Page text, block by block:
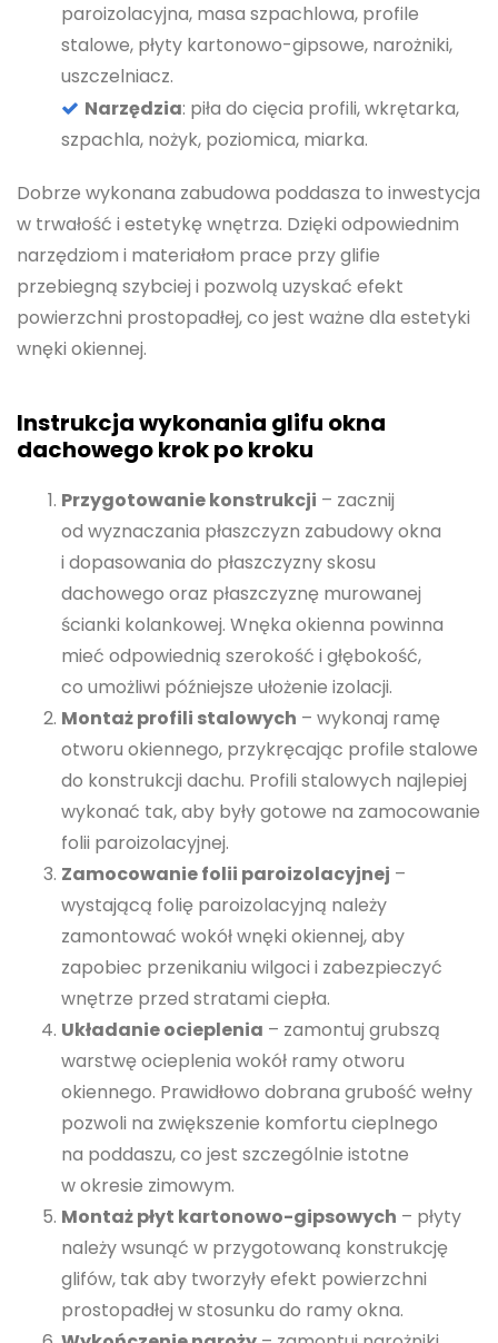
paroizolacyjna, masa szpachlowa, profile
stalowe, płyty kartonowo-gipsowe, narożniki,
uszczelniacz.
Narzędzia: piła do cięcia profili, wkrętarka,
szpachla, nożyk, poziomica, miarka.
Dobrze wykonana zabudowa poddasza to inwestycja
w trwałość i estetykę wnętrza. Dzięki odpowiednim
narzędziom i materiałom prace przy glifie
przebiegną szybciej i pozwolą uzyskać efekt
powierzchni prostopadłej, co jest ważne dla estetyki
wnęki okiennej.
Instrukcja wykonania glifu okna
dachowego krok po kroku
Przygotowanie konstrukcji – zacznij
od wyznaczania płaszczyzn zabudowy okna
i dopasowania do płaszczyzny skosu
dachowego oraz płaszczyznę murowanej
ścianki kolankowej. Wnęka okienna powinna
mieć odpowiednią szerokość i głębokość,
co umożliwi późniejsze ułożenie izolacji.
Montaż profili stalowych – wykonaj ramę
otworu okiennego, przykręcając profile stalowe
do konstrukcji dachu. Profili stalowych najlepiej
wykonać tak, aby były gotowe na zamocowanie
folii paroizolacyjnej.
Zamocowanie folii paroizolacyjnej –
wystającą folię paroizolacyjną należy
zamontować wokół wnęki okiennej, aby
zapobiec przenikaniu wilgoci i zabezpieczyć
wnętrze przed stratami ciepła.
Układanie ocieplenia – zamontuj grubszą
warstwę ocieplenia wokół ramy otworu
okiennego. Prawidłowo dobrana grubość wełny
pozwoli na zwiększenie komfortu cieplnego
na poddaszu, co jest szczególnie istotne
w okresie zimowym.
Montaż płyt kartonowo-gipsowych – płyty
należy wsunąć w przygotowaną konstrukcję
glifów, tak aby tworzyły efekt powierzchni
prostopadłej w stosunku do ramy okna.